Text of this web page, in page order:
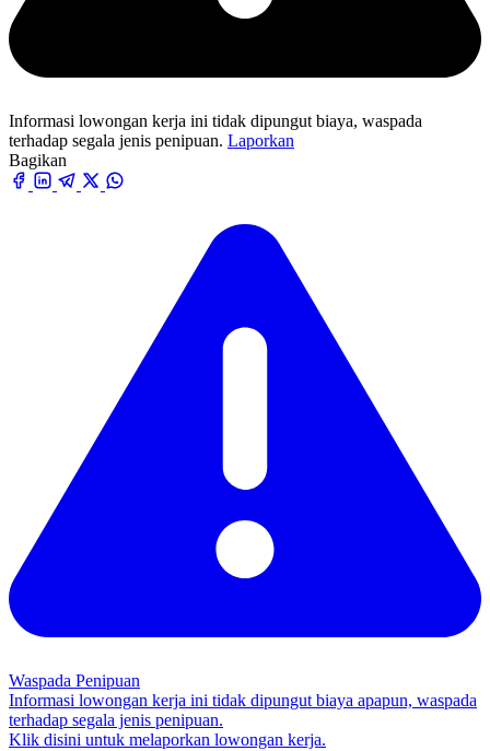
Informasi lowongan kerja ini tidak dipungut biaya, waspada
terhadap segala jenis penipuan. Laporkan
Bagikan
Waspada Penipuan
Informasi lowongan kerja ini tidak dipungut biaya apapun, waspada
terhadap segala jenis penipuan.
Klik disini untuk melaporkan lowongan kerja.